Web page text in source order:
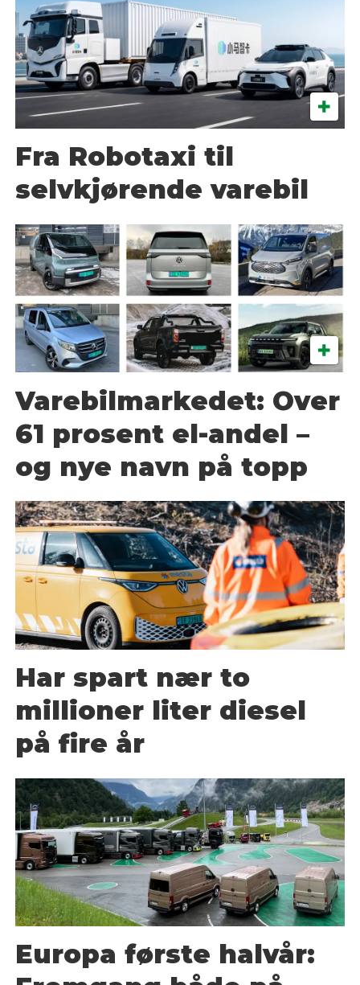
Fra Robotaxi til
selvkjørende varebil
Varebilmarkedet: Over
61 prosent el-andel –
og nye navn på topp
Har spart nær to
millioner liter diesel
på fire år
Europa første halvår: